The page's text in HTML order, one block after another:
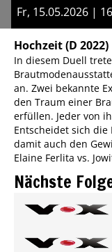
Fr, 15.05.2026 |
Hochzeit(D 2022)
In diesem Duell
an. Zwei bekannte
den Traum einer
erfüllen. Jeder von
Entscheidet sich
damit auch den
Elaine Ferlita vs.
Nächste